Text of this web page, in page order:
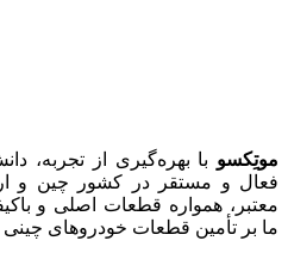
موتِکسو با بهره‌گیری از تجربه،
فعال و مستقر در کشور چین و
معتبر، همواره قطعات اصلی و
ما بر تأمین قطعات خودروهای